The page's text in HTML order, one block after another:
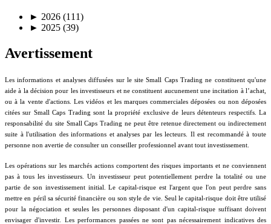
► 2026 (111)
► 2025 (39)
Avertissement
Les informations et analyses diffusées sur le site Small Caps Trading ne constituent qu'une
aide à la décision pour les investisseurs et ne constituent aucunement une incitation à l’achat,
ou à la vente d'actions. Les vidéos et les marques commerciales déposées ou non déposées
citées sur Small Caps Trading sont la propriété exclusive de leurs détenteurs respectifs. La
responsabilité du site Small Caps Trading ne peut être retenue directement ou indirectement
suite à l'utilisation des informations et analyses par les lecteurs. Il est recommandé à toute
personne non avertie de consulter un conseiller professionnel avant tout investissement.
Les opérations sur les marchés actions comportent des risques importants et ne conviennent
pas à tous les investisseurs. Un investisseur peut potentiellement perdre la totalité ou une
partie de son investissement initial. Le capital-risque est l'argent que l'on peut perdre sans
mettre en péril sa sécurité financière ou son style de vie. Seul le capital-risque doit être utilisé
pour la négociation et seules les personnes disposant d'un capital-risque suffisant doivent
envisager d'investir. Les performances passées ne sont pas nécessairement indicatives des